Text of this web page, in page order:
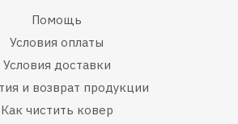
Помощь
Условия оплаты
Условия доставки
и возврат продукции
Как чистить ковер